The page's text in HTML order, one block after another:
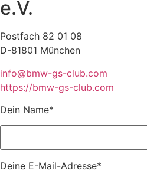
e.V.
Postfach 82 01 08
D-81801 München
info@bmw-gs-club.com
https://bmw-gs-club.com
Dein Name*
Deine E-Mail-Adresse*